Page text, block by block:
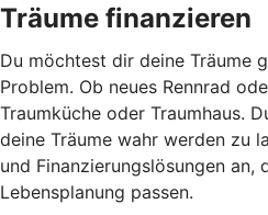
Träume finanzieren
Du möchtest dir deine Träume
Problem. Ob neues Rennrad
Traumküche oder Traumhaus.
deine Träume wahr werden zu
und Finanzierungslösungen an,
Lebensplanung passen.